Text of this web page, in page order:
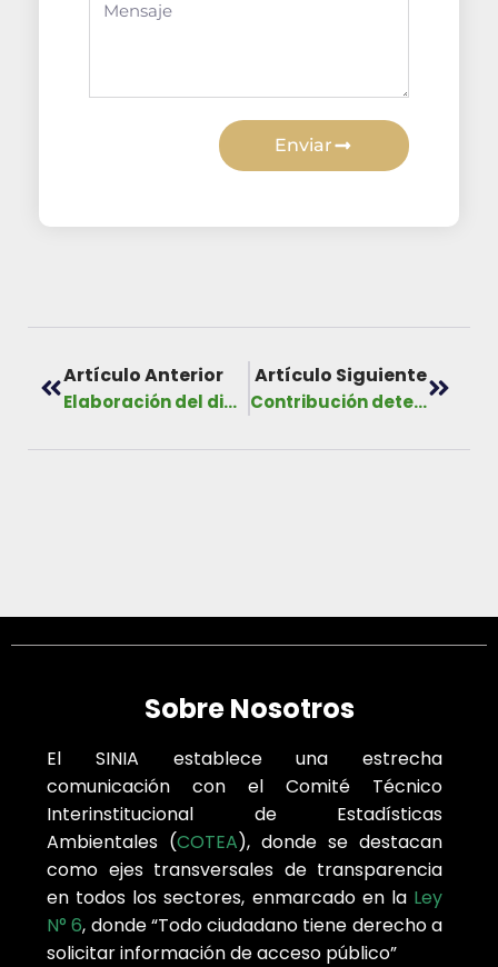
Enviar
Artículo Anterior
Elaboración del diagnóstico pormenorizado, desarrollo de un estudio de vulnerabilidad climática y un plan de adaptación al Cambio Climático para la cuenca hidrográfica del río Santa María
Artículo Siguiente
Contribución determinada a nivel nacional de Panamá (CDN1), primera actualización. diciembre 2020.
Sobre Nosotros
El SINIA establece una estrecha
comunicación con el Comité Técnico
Interinstitucional de Estadísticas
Ambientales (COTEA), donde se destacan
como ejes transversales de transparencia
en todos los sectores, enmarcado en la Ley
N° 6, donde “Todo ciudadano tiene derecho a
solicitar información de acceso público”